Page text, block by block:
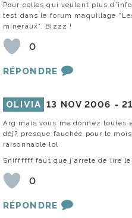
Pour celles qui veulent plus
test dans le forum maquillage
mineraux". Bizzz !
0
RÉPONDRE
OLIVIA 13 NOV 2006 -
Arg mais vous me donnez toutes
déj? presque fauchée pour le
raisonnable lol
Sniffffff faut que j’arrete de lire
0
RÉPONDRE